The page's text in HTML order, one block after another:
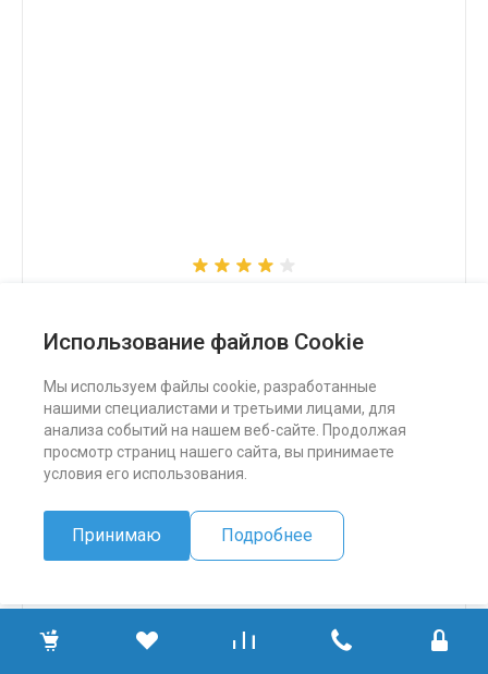
Использование файлов Cookie
Мы используем файлы cookie, разработанные
нашими специалистами и третьими лицами, для
анализа событий на нашем веб-сайте. Продолжая
просмотр страниц нашего сайта, вы принимаете
условия его использования.
Принимаю Подробнее
324 500 ₽
ПОДРОБНЕЕ